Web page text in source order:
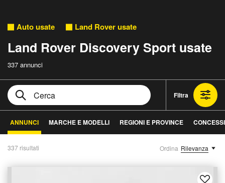
Auto usate Land Rover usate
Land Rover Discovery Sport usate
337 annunci
Filtra
ANNUNCI MARCHE E MODELLI REGIONI E PROVINCE
337 risultati Ordina Rilevanza